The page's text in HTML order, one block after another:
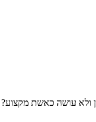
עושה כאשת מקצוע?